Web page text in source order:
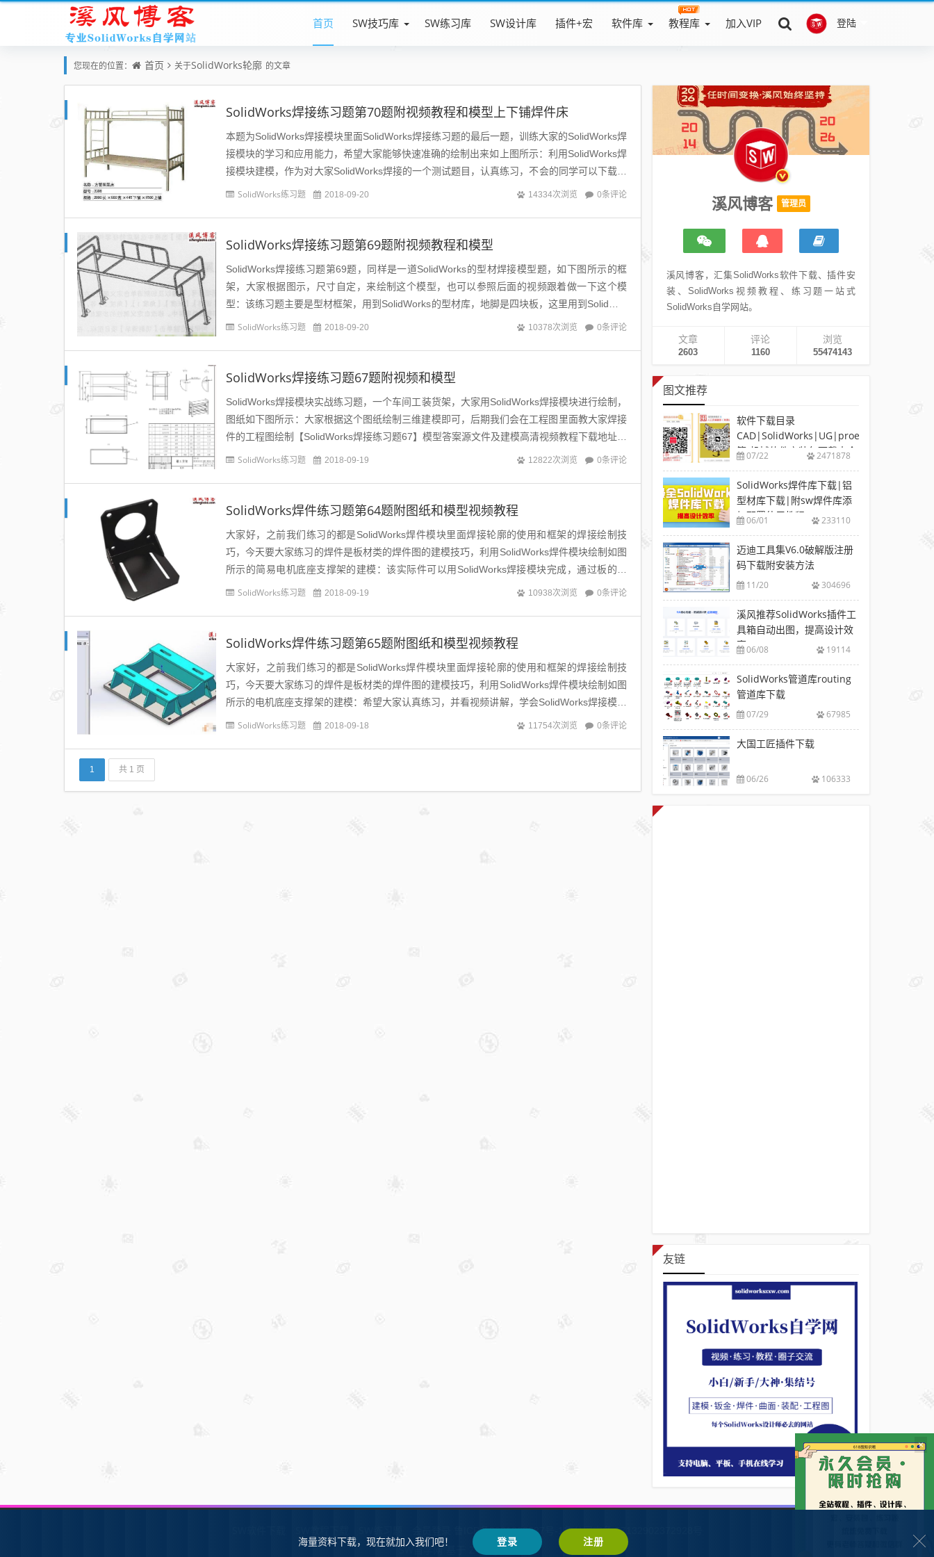
登陆
首页 SW技巧库 SW练习库 SW设计库 插件+宏 软件库 教程库 加入VIP
您现在的位置： 首页 关于SolidWorks轮廓 的文章
SolidWorks焊接练习题第70题附视频教程和模型上下铺焊件床
本题为SolidWorks焊接模块里面SolidWorks焊接练习题的最后一题，训练大家的SolidWorks焊
接模块的学习和应用能力，希望大家能够快速准确的绘制出来如上图所示：利用SolidWorks焊
接模块建模，作为对大家SolidWorks焊接的一个测试题目，认真练习，不会的同学可以下载观
看视...SolidWorks练习题 2018-09-20 14334次浏览 0条评论
SolidWorks焊接练习题第69题附视频教程和模型
SolidWorks焊接练习题第69题，同样是一道SolidWorks的型材焊接模型题，如下图所示的框
架，大家根据图示，尺寸自定，来绘制这个模型，也可以参照后面的视频跟着做一下这个模
型：该练习题主要是型材框架，用到SolidWorks的型材库，地脚是四块板，这里用到SolidWor
ks焊接模块里面板...
SolidWorks练习题 2018-09-20 10378次浏览 0条评论
SolidWorks焊接练习题67题附视频和模型
SolidWorks焊接模块实战练习题，一个车间工装货架，大家用SolidWorks焊接模块进行绘制，
图纸如下图所示：大家根据这个图纸绘制三维建模即可，后期我们会在工程图里面教大家焊接
件的工程图绘制【SolidWorks焊接练习题67】模型答案源文件及建模高清视频教程下载地址：
***请进入文章页查看...
SolidWorks练习题 2018-09-19 12822次浏览 0条评论
SolidWorks焊件练习题第64题附图纸和模型视频教程
大家好，之前我们练习的都是SolidWorks焊件模块里面焊接轮廓的使用和框架的焊接绘制技
巧，今天要大家练习的焊件是板材类的焊件图的建模技巧，利用SolidWorks焊件模块绘制如图
所示的简易电机底座支撑架的建模：该实际件可以用SolidWorks焊接模块完成，通过板的拼
焊，最后在打孔即可。这里训练...
SolidWorks练习题 2018-09-19 10938次浏览 0条评论
SolidWorks焊件练习题第65题附图纸和模型视频教程
大家好，之前我们练习的都是SolidWorks焊件模块里面焊接轮廓的使用和框架的焊接绘制技
巧，今天要大家练习的焊件是板材类的焊件图的建模技巧，利用SolidWorks焊件模块绘制如图
所示的电机底座支撑架的建模：希望大家认真练习，并看视频讲解，学会SolidWorks焊接模块
快速建模的技巧，不用一个一...
SolidWorks练习题 2018-09-18 11754次浏览 0条评论
1 共 1 页
溪风博客 管理员
溪风博客，汇集SolidWorks软件下载、插件安
装、SolidWorks视频教程、练习题一站式
SolidWorks自学网站。
文章
2603
评论
1160
浏览
55474143
图文推荐
软件下载目录
CAD|SolidWorks|UG|proe
等-机械软件安装包下载大全
07/22 2471878
SolidWorks焊件库下载|铝
型材库下载|附sw焊件库添
加配置使用教程
06/01 233110
迈迪工具集V6.0破解版注册
码下载附安装方法
11/20 304696
溪风推荐SolidWorks插件工
具箱自动出图，提高设计效
率06/08 19114
SolidWorks管道库routing
管道库下载
07/29 67985
大国工匠插件下载
06/26 106333
友链
鲁ICP备2021002287号-1鲁公网安备 37132902372928号
SW自学网 Z-BlogPHP 搭建
×
海量资料下载，现在就加入我们吧！ 登录 注册